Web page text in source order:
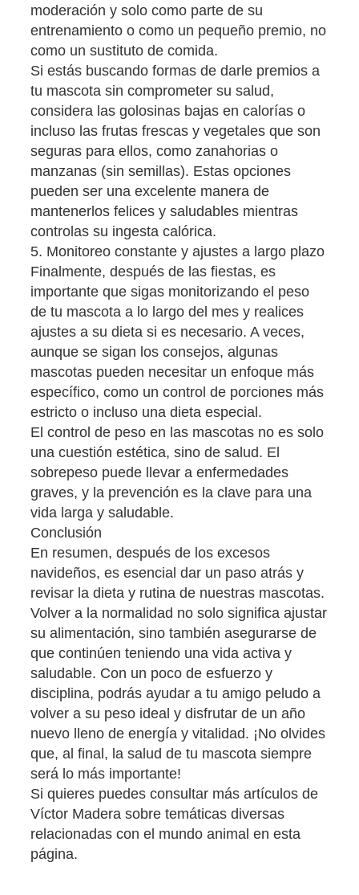
moderación y solo como parte de su
entrenamiento o como un pequeño premio, no
como un sustituto de comida.
Si estás buscando formas de darle premios a
tu mascota sin comprometer su salud,
considera las golosinas bajas en calorías o
incluso las frutas frescas y vegetales que son
seguras para ellos, como zanahorias o
manzanas (sin semillas). Estas opciones
pueden ser una excelente manera de
mantenerlos felices y saludables mientras
controlas su ingesta calórica.
5. Monitoreo constante y ajustes a largo plazo
Finalmente, después de las fiestas, es
importante que sigas monitorizando el peso
de tu mascota a lo largo del mes y realices
ajustes a su dieta si es necesario. A veces,
aunque se sigan los consejos, algunas
mascotas pueden necesitar un enfoque más
específico, como un control de porciones más
estricto o incluso una dieta especial.
El control de peso en las mascotas no es solo
una cuestión estética, sino de salud. El
sobrepeso puede llevar a enfermedades
graves, y la prevención es la clave para una
vida larga y saludable.
Conclusión
En resumen, después de los excesos
navideños, es esencial dar un paso atrás y
revisar la dieta y rutina de nuestras mascotas.
Volver a la normalidad no solo significa ajustar
su alimentación, sino también asegurarse de
que continúen teniendo una vida activa y
saludable. Con un poco de esfuerzo y
disciplina, podrás ayudar a tu amigo peludo a
volver a su peso ideal y disfrutar de un año
nuevo lleno de energía y vitalidad. ¡No olvides
que, al final, la salud de tu mascota siempre
será lo más importante!
Si quieres puedes consultar más artículos de
Víctor Madera sobre temáticas diversas
relacionadas con el mundo animal en esta
página.